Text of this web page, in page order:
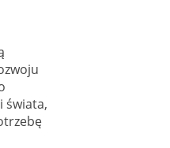
świata,